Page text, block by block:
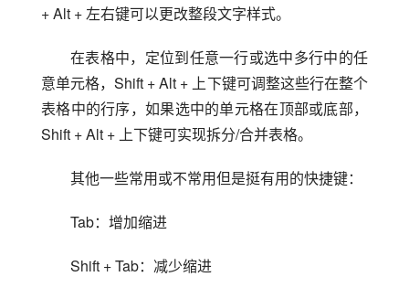
+ Alt + 左右键可以更改整段文字样式。
在表格中，定位到任意一行或选中多行中的任
意单元格，Shift + Alt + 上下键可调整这些行在整个
表格中的行序，如果选中的单元格在顶部或底部，
Shift + Alt + 上下键可实现拆分/合并表格。
其他一些常用或不常用但是挺有用的快捷键：
Tab：增加缩进
Shift + Tab：减少缩进